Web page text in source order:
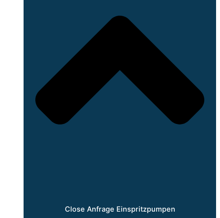
Close Anfrage Einspritzpumpen